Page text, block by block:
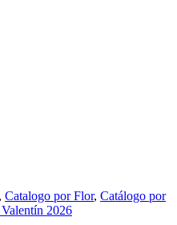
, Catalogo por Flor, Catálogo por
Valentín 2026